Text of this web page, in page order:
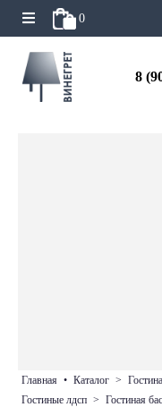
0
8
главная • каталог >
гостиные лдсп > гостиная